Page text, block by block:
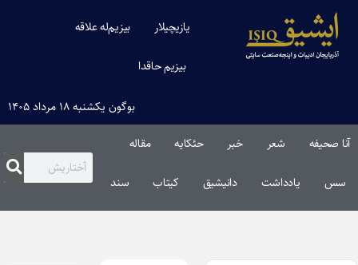
یازیچیلار بیزیم‌له علاقه
بیزیم حاقدا
بوگون یکشنبه ۱۸ مرداد ۱۴۰۵
آنا صحیفه شعر خبر حئکایه مقاله‌
سس یادداشت دانیشیق کیتاب سند